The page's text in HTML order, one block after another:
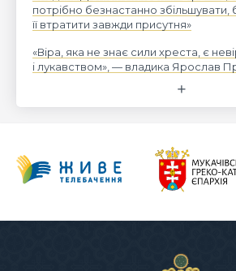
потрібно безнастанно
її втратити завжди присутня»
«Віра, яка не знає сили хреста, є
і лукавством», — владика Ярослав